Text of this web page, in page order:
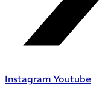
Instagram Youtube